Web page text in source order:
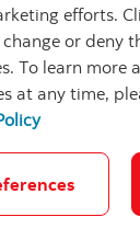
à moi Notes
efforts.
or deny
To learn more
at any time,